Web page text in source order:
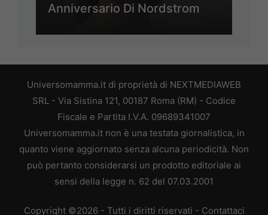
Anniversario Di Nordstrom
Universomamma.it di proprietà di NEXTMEDIAWEB
SRL - Via Sistina 121, 00187 Roma (RM) - Codice
Fiscale e Partita I.V.A. 09689341007
Universomamma.it non è una testata giornalistica, in
quanto viene aggiornato senza alcuna periodicità. Non
può pertanto considerarsi un prodotto editoriale ai
sensi della legge n. 62 del 07.03.2001
Copyright ©2026 - Tutti i diritti riservati - Contattaci